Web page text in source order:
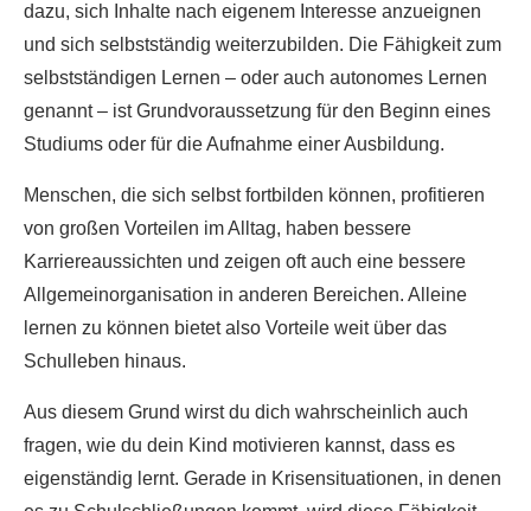
dazu, sich Inhalte nach eigenem Interesse anzueignen
und sich selbstständig weiterzubilden. Die Fähigkeit zum
selbstständigen Lernen – oder auch autonomes Lernen
genannt – ist Grundvoraussetzung für den Beginn eines
Studiums oder für die Aufnahme einer Ausbildung.
Menschen, die sich selbst fortbilden können, profitieren
von großen Vorteilen im Alltag, haben bessere
Karriereaussichten und zeigen oft auch eine bessere
Allgemeinorganisation in anderen Bereichen. Alleine
lernen zu können bietet also Vorteile weit über das
Schulleben hinaus.
Aus diesem Grund wirst du dich wahrscheinlich auch
fragen, wie du dein Kind motivieren kannst, dass es
eigenständig lernt. Gerade in Krisensituationen, in denen